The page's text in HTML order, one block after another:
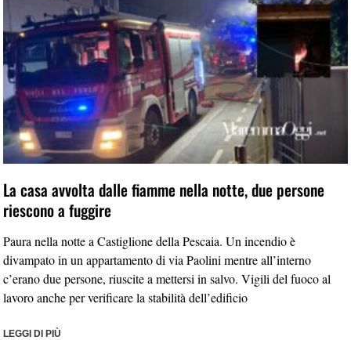
La casa avvolta dalle fiamme nella notte, due persone
riescono a fuggire
Paura nella notte a Castiglione della Pescaia. Un incendio è
divampato in un appartamento di via Paolini mentre all’interno
c’erano due persone, riuscite a mettersi in salvo. Vigili del fuoco al
lavoro anche per verificare la stabilità dell’edificio
LEGGI DI PIÙ